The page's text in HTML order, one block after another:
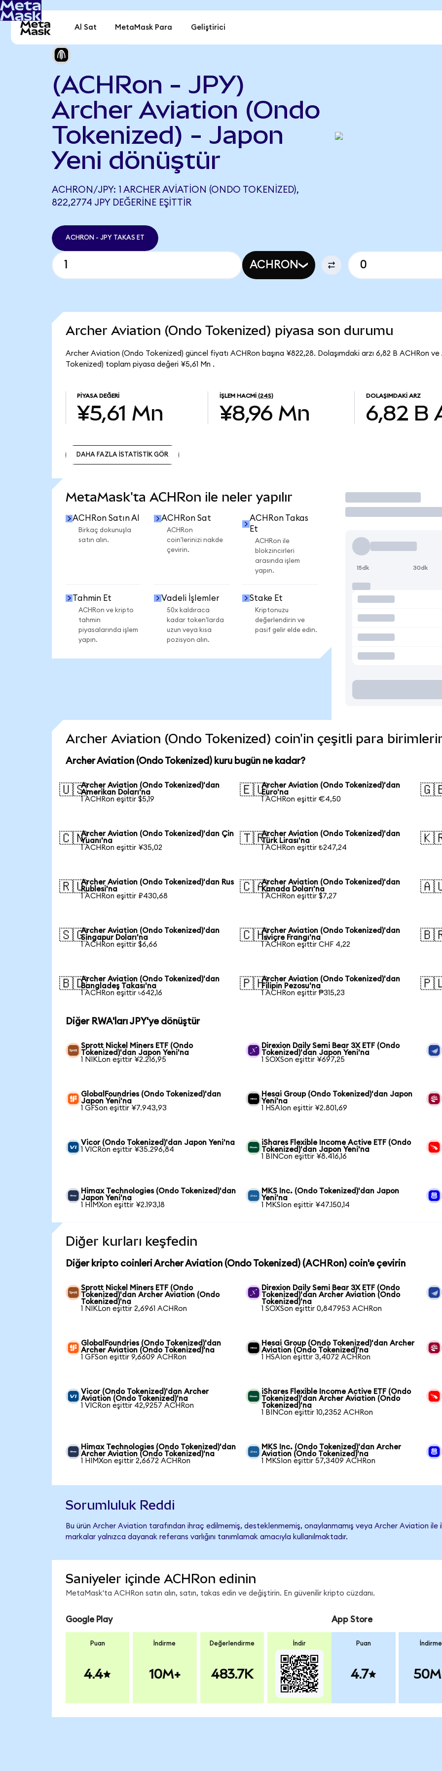
Al Sat MetaMask Para Geliştirici
(ACHRon - JPY)
Archer Aviation (Ondo
Tokenized) - Japon
Yeni dönüştür
ACHRON/JPY: 1 ARCHER AVIATION (ONDO TOKENIZED),
822,2774 JPY DEĞERINE EŞITTIR
ACHRON - JPY TAKAS ET
ACHRON
Archer Aviation (Ondo Tokenized) piyasa son durumu
Archer Aviation (Ondo Tokenized) güncel fiyatı ACHRon başına ¥822,28. Dolaşımdaki arzı 6,82 B ACHRon
Tokenized) toplam piyasa değeri ¥5,61 Mn .
PIYASA DEĞERI
¥5,61 Mn
İŞLEM HACMI (24S)
¥8,96 Mn
DOLAŞIMDAKI ARZ
6,82 B
DAHA FAZLA İSTATİSTİK GÖR
MetaMask'ta ACHRon ile neler yapılır
ACHRon Satın Al
Birkaç dokunuşla
satın alın.
ACHRon Sat
ACHRon
coin'lerinizi nakde
çevirin.
ACHRon Takas
Et
ACHRon ile
blokzincirleri
arasında işlem
yapın.
Tahmin Et
ACHRon ve kripto
tahmin
piyasalarında işlem
yapın.
Vadeli İşlemler
50x kaldıraca
kadar token'larda
uzun veya kısa
pozisyon alın.
Stake Et
Kriptonuzu
değerlendirin ve
pasif gelir elde edin.
İşlem Yap
15dk 30dk
Archer Aviation (Ondo Tokenized) coin'in çeşitli para
Archer Aviation (Ondo Tokenized) kuru bugün ne kadar?
🇺🇸Archer Aviation (Ondo Tokenized)'dan
Amerikan Doları'na
1 ACHRon eşittir $5,19
🇪🇺Archer Aviation (Ondo Tokenized)'dan
Euro'na
1 ACHRon eşittir €4,50
🇨🇳Archer Aviation (Ondo Tokenized)'dan Çin
Yuanı'na
1 ACHRon eşittir ¥35,02
🇹🇷Archer Aviation (Ondo Tokenized)'dan
Türk Lirası'na
1 ACHRon eşittir ₺247,24
🇷🇺Archer Aviation (Ondo Tokenized)'dan Rus
Rublesi'na
1 ACHRon eşittir ₽430,68
🇨🇦Archer Aviation (Ondo Tokenized)'dan
Kanada Doları'na
1 ACHRon eşittir $7,27
🇸🇬Archer Aviation (Ondo Tokenized)'dan
Singapur Doları'na
1 ACHRon eşittir $6,66
🇨🇭Archer Aviation (Ondo Tokenized)'dan
İsviçre Frangı'na
1 ACHRon eşittir CHF 4,22
🇧🇩Archer Aviation (Ondo Tokenized)'dan
Bangladeş Takası'na
1 ACHRon eşittir ৳642,16
🇵🇭Archer Aviation (Ondo Tokenized)'dan
Filipin Pezosu'na
1 ACHRon eşittir ₱315,23
Diğer RWA'ları JPY'ye dönüştür
Sprott Nickel Miners ETF (Ondo
Tokenized)'dan Japon Yeni'na
1 NIKLon eşittir ¥2.216,95
Direxion Daily Semi Bear 3X ETF (Ondo
Tokenized)'dan Japon Yeni'na
1 SOXSon eşittir ¥697,25
GlobalFoundries (Ondo Tokenized)'dan
Japon Yeni'na
1 GFSon eşittir ¥7.943,93
Hesai Group (Ondo Tokenized)'dan Japon
Yeni'na
1 HSAIon eşittir ¥2.801,69
Vicor (Ondo Tokenized)'dan Japon Yeni'na
1 VICRon eşittir ¥35.296,84
iShares Flexible Income Active ETF (Ondo
Tokenized)'dan Japon Yeni'na
1 BINCon eşittir ¥8.416,16
Himax Technologies (Ondo Tokenized)'dan
Japon Yeni'na
1 HIMXon eşittir ¥2.193,18
MKS Inc. (Ondo Tokenized)'dan Japon
Yeni'na
1 MKSIon eşittir ¥47.150,14
Diğer kurları keşfedin
Diğer kripto coinleri Archer Aviation (Ondo Tokenized) (ACHRon) coin'e çevirin
Sprott Nickel Miners ETF (Ondo
Tokenized)'dan Archer Aviation (Ondo
Tokenized)'na
1 NIKLon eşittir 2,6961 ACHRon
Direxion Daily Semi Bear 3X ETF (Ondo
Tokenized)'dan Archer Aviation (Ondo
Tokenized)'na
1 SOXSon eşittir 0,847953 ACHRon
GlobalFoundries (Ondo Tokenized)'dan
Archer Aviation (Ondo Tokenized)'na
1 GFSon eşittir 9,6609 ACHRon
Hesai Group (Ondo Tokenized)'dan Archer
Aviation (Ondo Tokenized)'na
1 HSAIon eşittir 3,4072 ACHRon
Vicor (Ondo Tokenized)'dan Archer
Aviation (Ondo Tokenized)'na
1 VICRon eşittir 42,9257 ACHRon
iShares Flexible Income Active ETF (Ondo
Tokenized)'dan Archer Aviation (Ondo
Tokenized)'na
1 BINCon eşittir 10,2352 ACHRon
Himax Technologies (Ondo Tokenized)'dan
Archer Aviation (Ondo Tokenized)'na
1 HIMXon eşittir 2,6672 ACHRon
MKS Inc. (Ondo Tokenized)'dan Archer
Aviation (Ondo Tokenized)'na
1 MKSIon eşittir 57,3409 ACHRon
Sorumluluk Reddi
Bu ürün Archer Aviation tarafından ihraç edilmemiş, desteklenmemiş, onaylanmamış veya Archer Aviation ile
markalar yalnızca dayanak referans varlığını tanımlamak amacıyla kullanılmaktadır.
Saniyeler içinde ACHRon edinin
MetaMask'ta ACHRon satın alın, satın, takas edin ve değiştirin. En güvenilir kripto cüzdanı.
Google Play
Puan
4.4
İndirme
10M+
Değerlendirme
483.7K
İndir
App Store
Puan
4.7
İndirme